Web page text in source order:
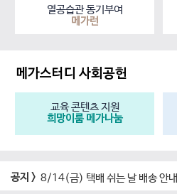
열공습관 동기부여
메가런
메가스터디 사회공헌
교육 콘텐츠 지원
희망이룸 메가나눔
공지 > 8/14(금) 택배 쉬는 날 배송 안내